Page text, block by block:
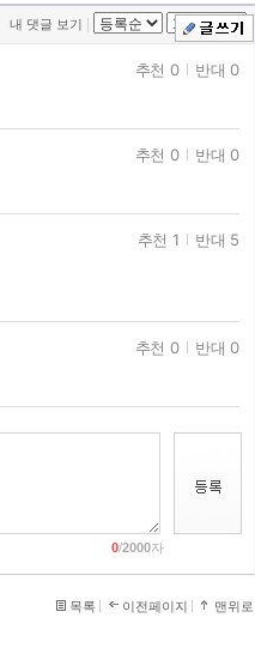
내 댓글 보기
추천 0 반대 0
추천 0 반대 0
추천 1 반대 5
추천 0 반대 0
0/2000자
목록 이전페이지 맨위로